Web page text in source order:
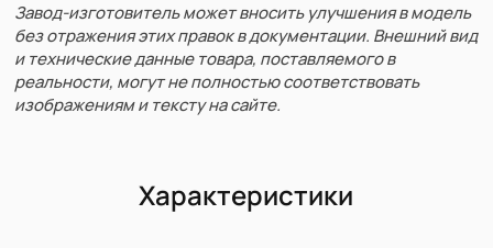
Завод-изготовитель может вносить улучшения в модель
без отражения этих правок в документации. Внешний вид
и технические данные товара, поставляемого в
реальности, могут не полностью соответствовать
изображениям и тексту на сайте.
Характеристики